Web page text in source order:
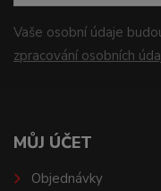
Vaše osobní údaje
zpracování osobních
MŮJ ÚČET
Objednávky